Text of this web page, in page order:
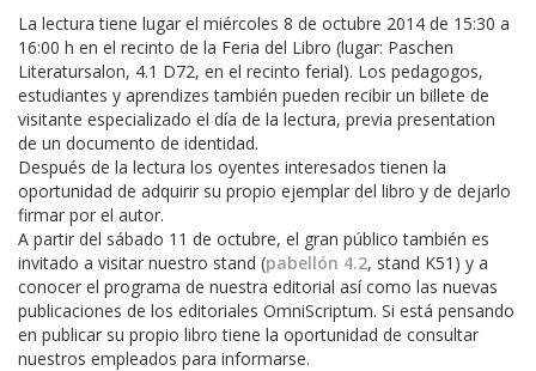
La lectura tiene lugar el miércoles 8 de octubre 2014 de 15:30 a
16:00 h en el recinto de la Feria del Libro (lugar: Paschen
Literatursalon, 4.1 D72, en el recinto ferial). Los pedagogos,
estudiantes y aprendizes también pueden recibir un billete de
visitante especializado el día de la lectura, previa presentation
de un documento de identidad.
Después de la lectura los oyentes interesados tienen la
oportunidad de adquirir su propio ejemplar del libro y de dejarlo
firmar por el autor.
A partir del sábado 11 de octubre, el gran público también es
invitado a visitar nuestro stand (pabellón 4.2, stand K51) y a
conocer el programa de nuestra editorial así como las nuevas
publicaciones de los editoriales OmniScriptum. Si está pensando
en publicar su propio libro tiene la oportunidad de consultar
nuestros empleados para informarse.